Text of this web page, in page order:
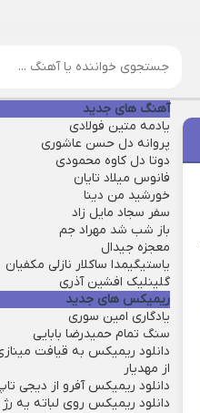
آهنگ های جدید
یادمه متین فولادی
پروانه دل حسن عاشوری
دوتا دل کاوه محمودی
فانوس میلاد تایان
خورشید من دینا
سفر سجاد مایل زاد
باز شب شد مهراد جم
معجزه جیدال
یاستیگیمدا ساکلار نازلی مکفیان
گلینلیک افشین آذری
ریمیکس های جدید
یادگاری امین سوری
سنگ تمام حمیدرضا بابایی
دانلود ریمیکس به قیافت
از مهدیار
دانلود ریمیکس آفرو از ديجی
دانلود ریمیکس روی لباته یه